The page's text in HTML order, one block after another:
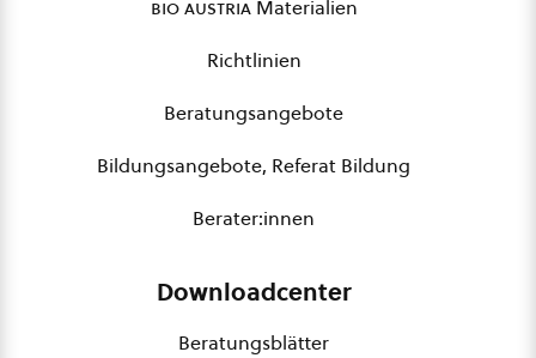
bio austriaMaterialien
Richtlinien
Beratungsangebote
Bildungsangebote, Referat Bildung
Berater:innen
Downloadcenter
Beratungsblätter